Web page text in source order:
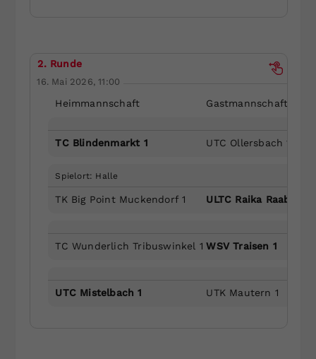
2. Runde
16. Mai 2026, 11:00
Heimmannschaft Gastmannschaft
TC Blindenmarkt 1 UTC Ollersbach 1
Spielort: Halle
TK Big Point Muckendorf 1 ULTC Raika Raabs 1
TC Wunderlich Tribuswinkel 1 WSV Traisen 1
UTC Mistelbach 1 UTK Mautern 1